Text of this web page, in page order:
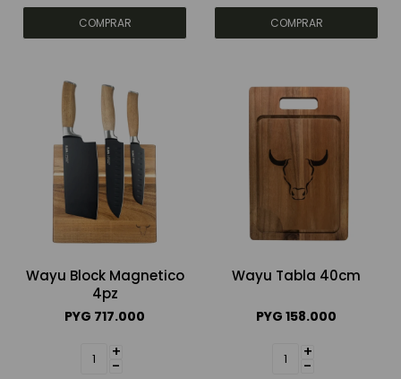
Wayu Block Magnetico
4pz
PYG 717.000
+
-
Wayu Tabla 40cm
PYG 158.000
+
-